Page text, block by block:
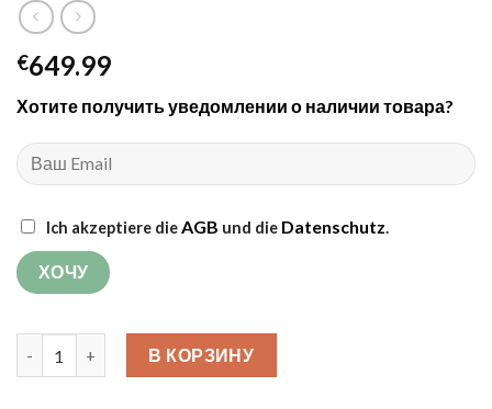
€649.99
Хотите получить уведомлении о наличии товара?
Ich akzeptiere dieAGB und die Datenschutz.
Количество товара Дизельный двигатель Weima
В КОРЗИНУ